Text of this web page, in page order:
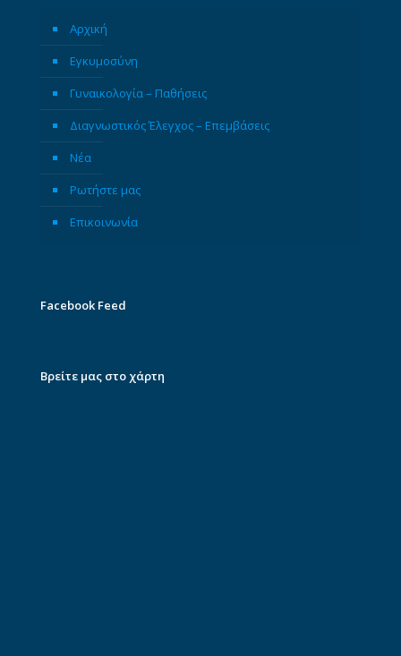
Αρχική
Εγκυμοσύνη
Γυναικολογία – Παθήσεις
Διαγνωστικός Έλεγχος – Επεμβάσεις
Νέα
Ρωτήστε μας
Επικοινωνία
Facebook Feed
Βρείτε μας στο χάρτη